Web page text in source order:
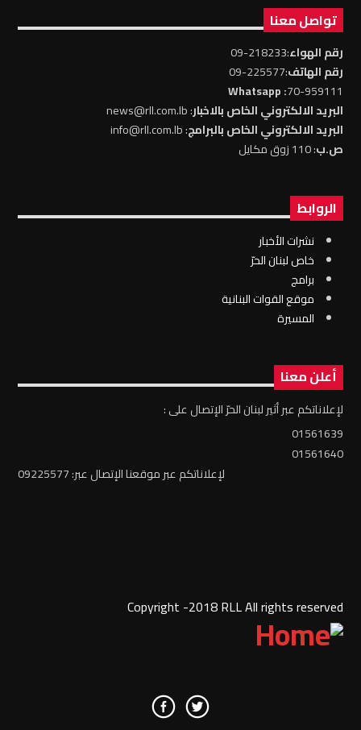
تواصل معنا
رقم الهواء:218233-09
رقم الهاتف:225577-09
70-959111
: Whatsapp
البريد الالكتروني الخاص بالاخبار: news@rll.com.lb
البريد الالكتروني الخاص بالبرامج: info@rll.com.lb
ص.ب: 110 زوق مكايل
الروابط
نشرات الأخبار
خاص لبنان الحرّ
برامج
موقع القوات البنانية
المسيرة
أعلن معنا
لإعلاناتكم عبر أثير لبنان الحرّ الإتصال على :
01561639
01561640
لإعلاناتكم عبر موقعنا الإتصال عبر: 09225577
Copyright -2018 RLL All rights reserved